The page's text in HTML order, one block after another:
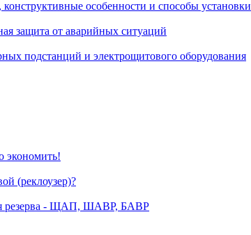
особенности и способы установки
защита от аварийных ситуаций
подстанций и электрощитового оборудования
экономить!
(реклоузер)?
резерва - ЩАП, ШАВР, БАВР